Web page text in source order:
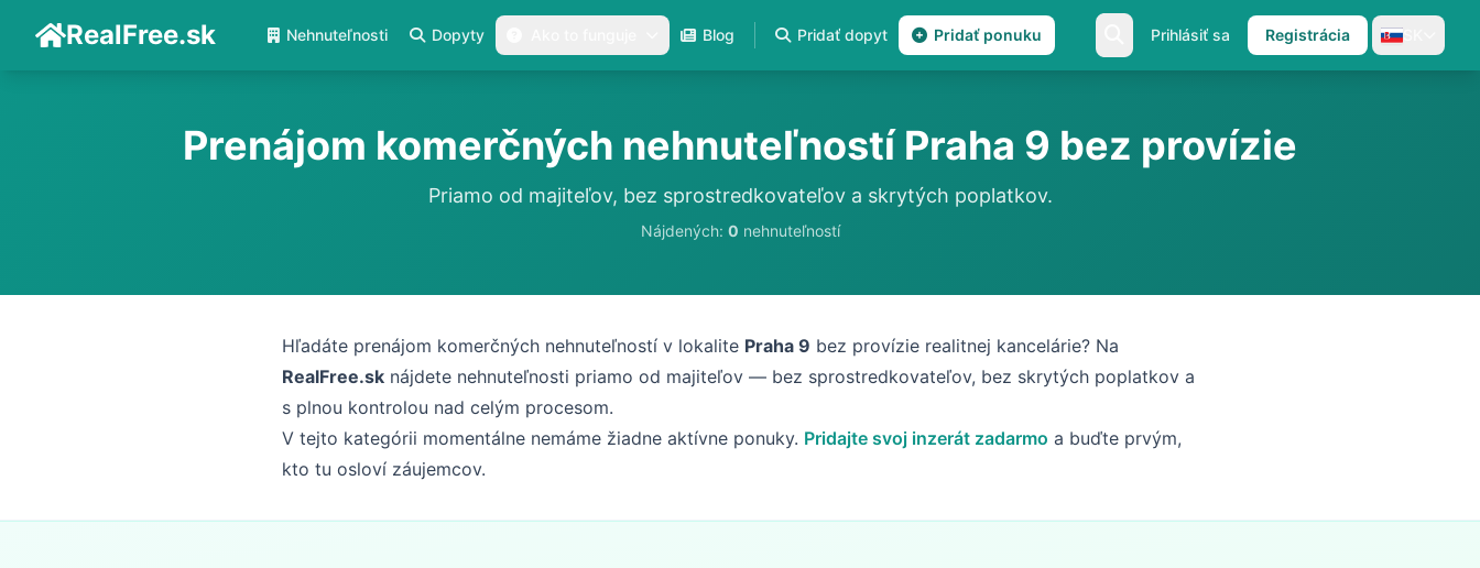
RealFree.sk Nehnuteľnosti Dopyty Blog Pridať dopyt Pridať ponuku Prihlásiť sa Registrácia
Prenájom komerčných nehnuteľností Praha 9 bez provízie
Priamo od majiteľov, bez sprostredkovateľov a skrytých poplatkov.
Nájdených: 0 nehnuteľností
Hľadáte prenájom komerčných nehnuteľností v lokalite Praha 9 bez provízie realitnej kancelárie? Na
RealFree.sk nájdete nehnuteľnosti priamo od majiteľov — bez sprostredkovateľov, bez skrytých poplatkov a
s plnou kontrolou nad celým procesom.
V tejto kategórii momentálne nemáme žiadne aktívne ponuky. Pridajte svoj inzerát zadarmo a buďte prvým,
kto tu osloví záujemcov.